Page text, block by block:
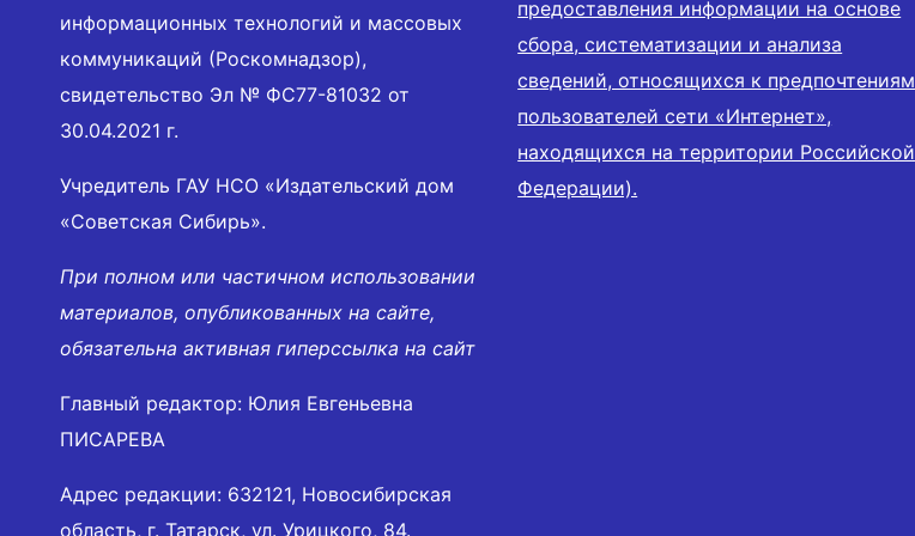
информационных технологий и массовых
коммуникаций (Роскомнадзор),
свидетельство Эл № ФС77-81032 от
30.04.2021 г.
Учредитель ГАУ НСО «Издательский дом
«Советская Сибирь».
При полном или частичном использовании
материалов, опубликованных на сайте,
обязательна активная гиперссылка на сайт
Главный редактор: Юлия Евгеньевна
ПИСАРЕВА
Адрес редакции: 632121, Новосибирская
область, г. Татарск, ул. Урицкого, 84.
предоставления информации на основе
сбора, систематизации и анализа
сведений, относящихся к предпочтениям
пользователей сети «Интернет»,
находящихся на территории Российской
Федерации).